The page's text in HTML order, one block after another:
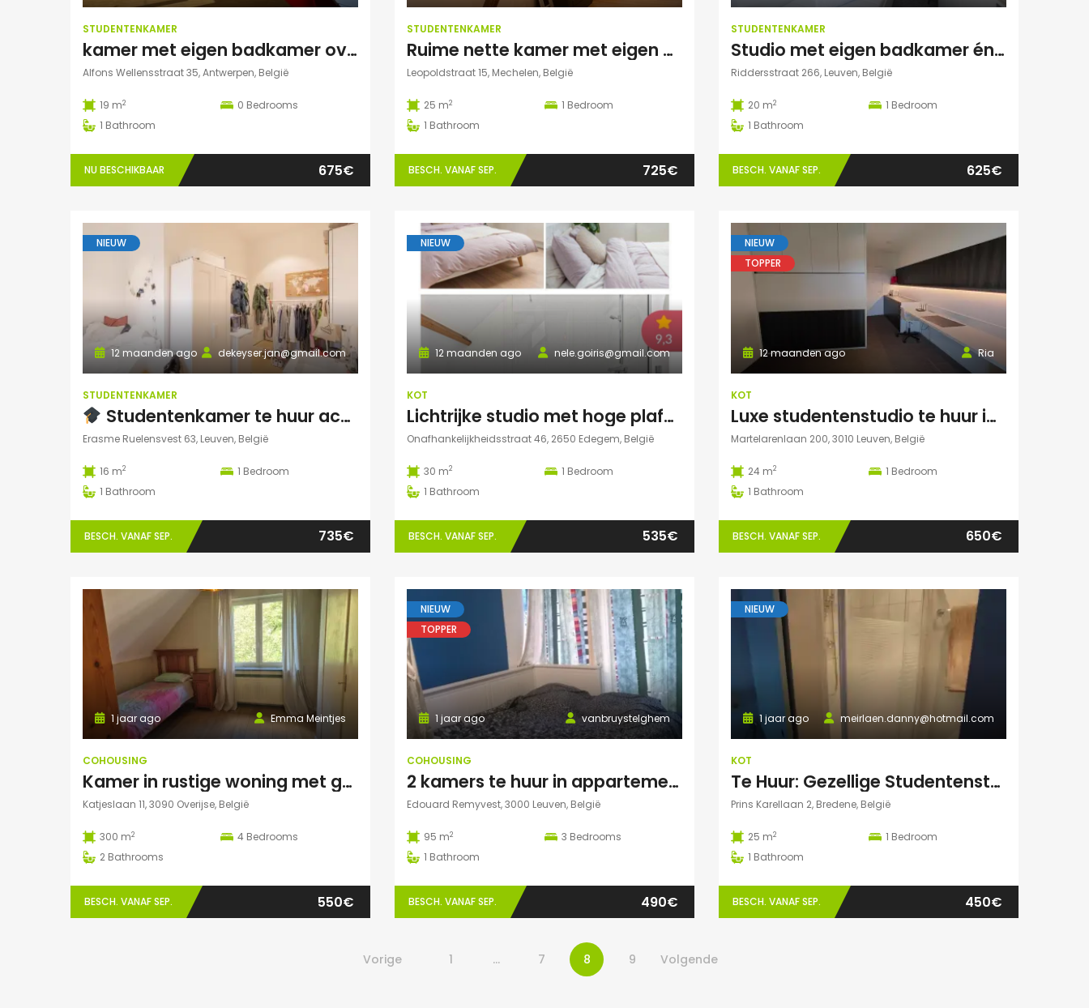
STUDENTENKAMER
kamer met eigen badkamer over het park
Alfons Wellensstraat 35, Antwerpen, België
19 m2 0 Bedrooms
1 Bathroom
NU BESCHIKBAAR 675€
STUDENTENKAMER
Ruime nette kamer met eigen badkamer en veel lichtinval
Leopoldstraat 15, Mechelen, België
25 m2 1 Bedroom
1 Bathroom
BESCH. VANAF SEP. 725€
STUDENTENKAMER
Studio met eigen badkamer én terrasje
Riddersstraat 266, Leuven, België
20 m2 1 Bedroom
1 Bathroom
BESCH. VANAF SEP. 625€
NIEUW
dekeyser.jan@gmail.com
12 maanden ago
STUDENTENKAMER
Studentenkamer te huur academiejaar 2025-2026 – Ruelensvest 63, Leuven (Naamsepoort)
Erasme Ruelensvest 63, Leuven, België
16 m2 1 Bedroom
1 Bathroom
BESCH. VANAF SEP. 735€
NIEUW
nele.goiris@gmail.com
12 maanden ago
KOT
Lichtrijke studio met hoge plafonds in Edegem
Onafhankelijkheidsstraat 46, 2650 Edegem, België
30 m2 1 Bedroom
1 Bathroom
BESCH. VANAF SEP. 535€
NIEUW
TOPPER
Ria
12 maanden ago
KOT
Luxe studentenstudio te huur in Leuven
Martelarenlaan 200, 3010 Leuven, België
24 m2 1 Bedroom
1 Bathroom
BESCH. VANAF SEP. 650€
Emma Meintjes
1 jaar ago
COHOUSING
Kamer in rustige woning met goede verbinding
Katjeslaan 11, 3090 Overijse, België
300 m2 4 Bedrooms
2 Bathrooms
BESCH. VANAF SEP. 550€
NIEUW
TOPPER
vanbruystelghem
1 jaar ago
COHOUSING
2 kamers te huur in appartement in Leuven
Edouard Remyvest, 3000 Leuven, België
95 m2 3 Bedrooms
1 Bathroom
BESCH. VANAF SEP. 490€
NIEUW
meirlaen.danny@hotmail.com
1 jaar ago
KOT
Te Huur: Gezellige Studentenstudio 25m² in Bredene Duinen – Dicht bij Zee en VIVES!
Prins Karellaan 2, Bredene, België
25 m2 1 Bedroom
1 Bathroom
BESCH. VANAF SEP. 450€
Vorige 1 … 7 8 9 Volgende